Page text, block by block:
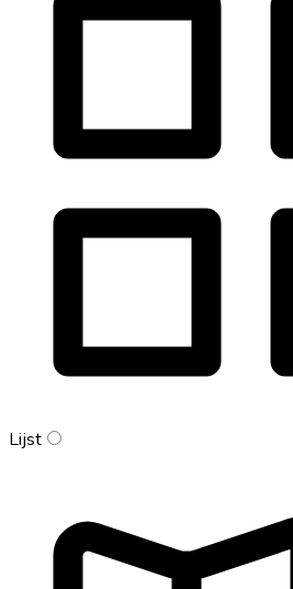
Lijst